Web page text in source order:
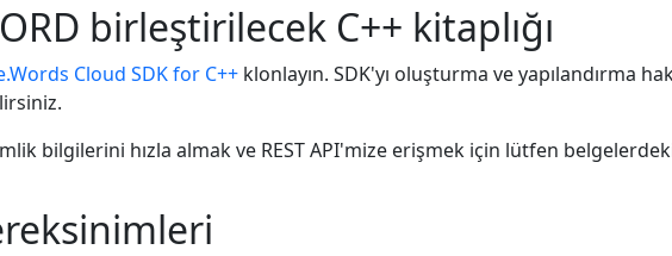
birleştirilecek C++ kitaplığı
Cloud SDK for C++ klonlayın. SDK'yı oluşturma ve yapılandırma
bilgilerini hızla almak ve REST API'mize erişmek için lütfen